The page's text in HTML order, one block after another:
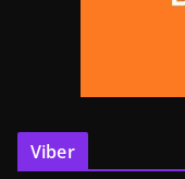
Viber